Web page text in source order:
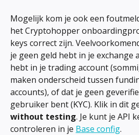
Mogelijk kom je ook een
het Cryptohopper
keys correct zijn.
je geen geld hebt in je exchange
hebt in je trading account
maken onderscheid tussen
accounts), of dat je geen
gebruiker bent (KYC). Klik in dit
without testing. Je kunt je API
controleren in je Base config.